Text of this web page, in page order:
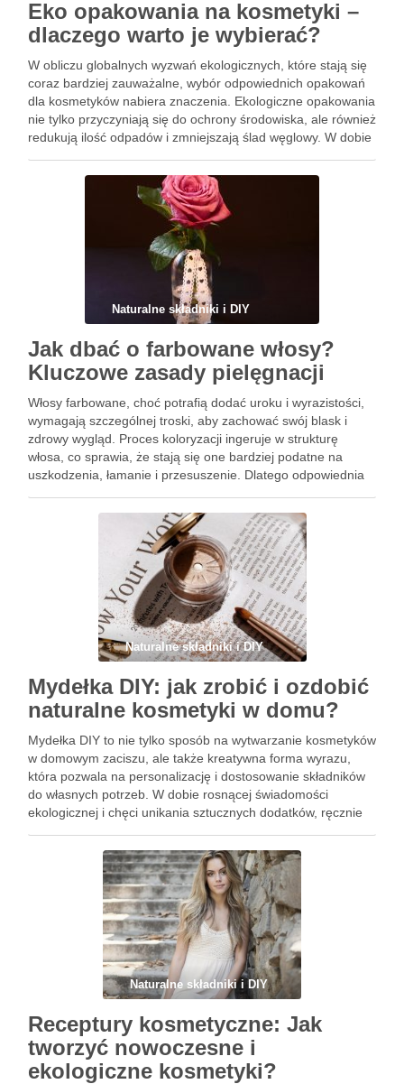
Eko opakowania na kosmetyki –
dlaczego warto je wybierać?
W obliczu globalnych wyzwań ekologicznych, które stają się
coraz bardziej zauważalne, wybór odpowiednich opakowań
dla kosmetyków nabiera znaczenia. Ekologiczne opakowania
nie tylko przyczyniają się do ochrony środowiska, ale również
redukują ilość odpadów i zmniejszają ślad węglowy. W dobie
zwraca uwagę na to, jakie materiały …
Naturalne składniki i DIY
Jak dbać o farbowane włosy?
Kluczowe zasady pielęgnacji
Włosy farbowane, choć potrafią dodać uroku i wyrazistości,
wymagają szczególnej troski, aby zachować swój blask i
zdrowy wygląd. Proces koloryzacji ingeruje w strukturę
włosa, co sprawia, że stają się one bardziej podatne na
uszkodzenia, łamanie i przesuszenie. Dlatego odpowiednia
koloru. Niezależnie od …
Naturalne składniki i DIY
Mydełka DIY: jak zrobić i ozdobić
naturalne kosmetyki w domu?
Mydełka DIY to nie tylko sposób na wytwarzanie kosmetyków
w domowym zaciszu, ale także kreatywna forma wyrazu,
która pozwala na personalizację i dostosowanie składników
do własnych potrzeb. W dobie rosnącej świadomości
ekologicznej i chęci unikania sztucznych dodatków, ręcznie
łatwości wykonania, mydełka te …
Naturalne składniki i DIY
Receptury kosmetyczne: Jak
tworzyć nowoczesne i
ekologiczne kosmetyki?